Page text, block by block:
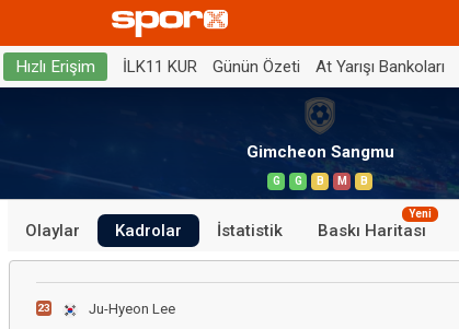
Hızlı Erişim İLK11 KUR Günün Özeti At Yarışı Bankoları
Gimcheon Sangmu
G G B M B
Olaylar Kadrolar İstatistik Baskı Haritası
Yeni
23 Ju-Hyeon Lee